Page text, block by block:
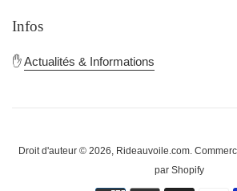
Infos
✋Actualités & Informations
Droit d'auteur © 2026, Rideauvoile.com.
par Shopify